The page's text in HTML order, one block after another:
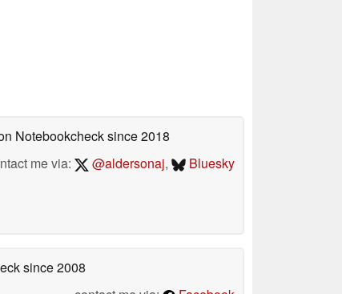
Notebookchecksince 2018
me via:
@aldersonaj, Bluesky
since 2008